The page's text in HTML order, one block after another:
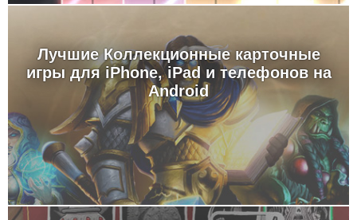
Лучшие Коллекционные карточные
игры для iPhone, iPad и телефонов на
Android